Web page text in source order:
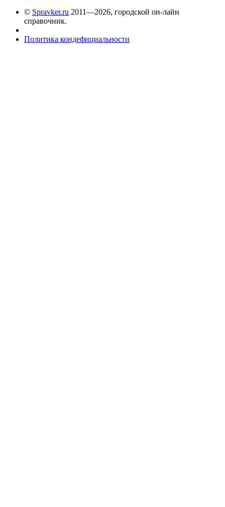
© Spravker.ru 2011—2026, городской он-лайн
справочник.
Политика кондефициальности